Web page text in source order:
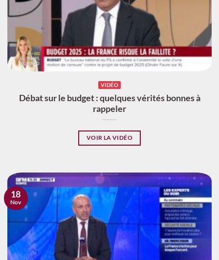
VIDÉO
Débat sur le budget : quelques vérités bonnes à
rappeler
VOIR LA VIDÉO
18
Nov